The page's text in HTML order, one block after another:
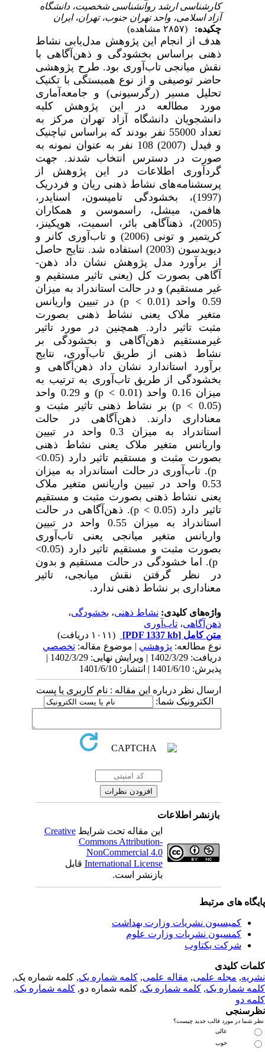
کارشناسی ارشد روانشناسی شخصیت، دانشگاه
آزاد اسلامی، واحد تهران جنوب، تهران، ایران
چکیده:
هدف از انجام این پژوهش مدل‌یابی نشاط
ذهنی براساس بخشودگی و ذهن‌­آگاهی با
نقش میانجی تاب­‌آوری بود.طرح پژوهشی
حاضر توصیفی و از نوع همبستگی با تکنیک
تحلیل مسیر (رگرسیونی) و جامعه‌آماری
مورد مطالعه در این پژوهش کلیه
دانشجویان دانشگاه آزاد تهران مرکز به
تعداد 55000 نفر بودند که براساس تباچنیک
و فیدل (2007) 108 نفر به عنوان نمونه
به
صورت در دسترس انتخاب شدند. جهت
گردآوری اطلاعات در این پژوهش از
پرسشنامه‌هاینشاط ذهنی ریان و فردریک
،
بخشودگی تامپسون، اسنایدر،
هافمن، میشل، راسموسن و همکاران
، ذهن­آگاهی بائر، اسمیت، هوپکینز،
کریتمیر و تونی (2006)
وتاب‌­آوری کانر و
دیویدسون (2003)
استفاده شد. نتایج حاصل
از برآورد مدل پژوهش نشان دادذهن‌­
آگاهی بصورت کل (یعنی تاثیر مستقیم و
غیر مستقیم) و در حالت استاندراد به میزان
0.59 واحد (0.01
<
p ) در تبیین واریانس
متغیر ملاک یعنی
نشاط ذهنیبصورت
مثبت
تاثیر دارد. همچنین در مورد تاثیر
غیرمستقیم
ذهن‌­آگاهی و بخشودگی
بر
نشاط ذهنیاز طریق تاب‌­آوری،
نتایج
برآورد استاندارد نشان داد ذهن­‌آگاهی و
بخشودگی از طریقتاب‌­آوری به ترتیب به
میزان 0.16 واحد (0.01
<
p
) و 0.29 واحد
<
p ) برنشاط ذهنیتاثیر مثبت و
معناداری دارند. ذهن‌­آگاهی
در حالت
استاندراد به میزان 0.3 واحد در تبیین
واریانس متغیر ملاک یعنی نشاط ذهنی
بصورت مثبت و مستقیم تاثیر دارد (0.05
<
).تاب‌­آوریدر حالت استاندراد به میزان
0.53 واحد در تبیین واریانس متغیر ملاک
یعنی نشاط ذهنیبصورت مثبت و مستقیم
تاثیر دارد (0.05
<
p
).ذهن­‌آگاهی در حالت
استاندراد به میزان 0.55 واحد در تبیین
واریانس متغیر میانجی یعنی
تاب­‌آوری
بصورت مثبت و مستقیم تاثیر دارد (0.05
<
).اماخشودگی در حالت مستقیم و بدون
در نظر گرفتن نقش میانجی، تاثیر
معناداری برنشاط ذهنی ندارد .
واژه‌های کلیدی:نشاط ذهنی،بخشودگی،
ذهن‌آگاهی،تاب‌آوری
متن کامل[PDF 1337 kb]
نوع مطالعه:پژوهشي| موضوع مقاله:تخصصي
دریافت: 1402/3/29 | ویرایش نهایی: 1402/3/29 |
پذیرش: 1401/6/10 | انتشار: 1401/6/10
ارسال نظر درباره این مقاله : نام کاربری یا پست
الکترونیک شما:
بازنشر اطلاعات
این مقاله تحت شرایطCreative
Commons Attribution-
NonCommercial 4.0
International Licenseقابل
بازنشر است.
های مرتبط
کمیسیون نشریات وزارت بهداشت
کمسیون نشریات وزارت علوم
شرکت یکتاوب
کلیدی
,مجله علمی, مقاله علمی, کلمه شماره یک, کلمه شماره یک,
شماره یک,کلمه شماره یک, کلمه شماره دو,کلمه شماره یک,
دو
شما در مورد قالب جدید چیست؟
عالی
خوب